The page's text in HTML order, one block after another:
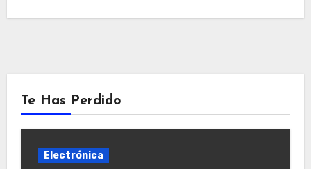
Te Has Perdido
Electrónica